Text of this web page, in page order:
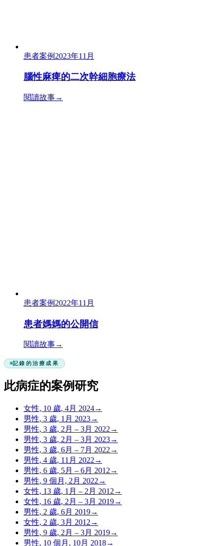
患者案例 2023年11月
腦性麻痺的二次幹細胞療法
閱讀故事→
患者案例 2022年11月
患者媽媽的公開信
閱讀故事→
記錄的治療成果
此病症的案例研究
女性, 10 歲, 4月 2024→
男性, 3 歲, 1月 2023→
男性, 3 歲, 2月 – 3月 2022 →
男性, 3 歲, 2月 – 3月 2023→
男性, 3 歲, 6月 – 7月 2022 →
男性, 4 歲, 11月 2022 →
男性, 6 歲, 5月 – 6月 2012 →
男性, 9 個月, 2月 2022 →
女性, 13 歲, 1月 – 2月 2012 →
女性, 16 歲, 2月 – 3月 2019→
男性, 2 歲, 6月 2019→
女性, 2 歲, 3月 2012 →
男性, 9 歲, 2月 – 3月 2019→
男性, 10 個月, 10月 2018→